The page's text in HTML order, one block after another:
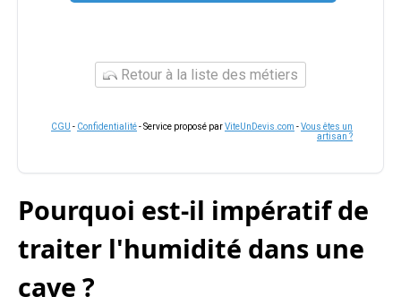
Retour à la liste des métiers
CGU - Confidentialité- Service proposé parViteUnDevis.com -Vous êtes un
artisan ?
Pourquoi est-il impératif de
traiter l'humidité dans une
cave ?